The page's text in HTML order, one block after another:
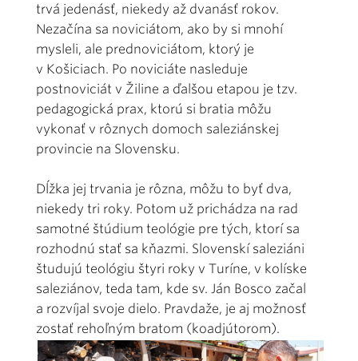
trvá jedenásť, niekedy až dvanásť rokov.
Nezačína sa noviciátom, ako by si mnohí
mysleli, ale prednoviciátom, ktorý je
v Košiciach. Po noviciáte nasleduje
postnoviciát v Žiline a ďalšou etapou je tzv.
pedagogická prax, ktorú si bratia môžu
vykonať v rôznych domoch saleziánskej
provincie na Slovensku.
Dĺžka jej trvania je rôzna, môžu to byť dva,
niekedy tri roky. Potom už prichádza na rad
samotné štúdium teológie pre tých, ktorí sa
rozhodnú stať sa kňazmi. Slovenskí saleziáni
študujú teológiu štyri roky v Turíne, v kolíske
saleziánov, teda tam, kde sv. Ján Bosco začal
a rozvíjal svoje dielo. Pravdaže, je aj možnosť
zostať rehoľným bratom (koadjútorom).